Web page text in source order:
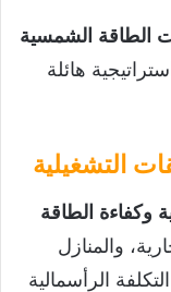
الطاقة الشمسية
هائلة
الطاقة
والمنازل
الرأسمالية